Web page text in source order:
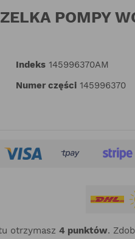
POMPY
Indeks 145996370AM
Numer części 145996370
otrzymasz 4 punktów.